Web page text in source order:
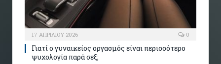
17 ΑΠΡΙΛΊΟΥ 2026 0
Γιατί ο γυναικείος οργασμός είναι περισσότερο
ψυχολογία παρά σεξ;